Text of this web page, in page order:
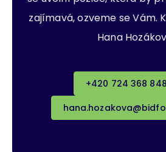
zajímavá, ozveme se Vám.
Hana
+420 724 368 848